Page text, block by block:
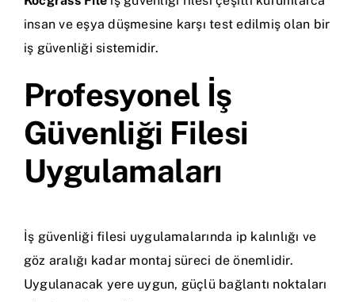
insan ve eşya düşmesine karşı test edilmiş olan bir
iş güvenliği sistemidir.
Profesyonel İş
Güvenliği Filesi
Uygulamaları
İş güvenliği filesi uygulamalarında ip kalınlığı ve
göz aralığı kadar montaj süreci de önemlidir.
Uygulanacak yere uygun, güçlü bağlantı noktaları